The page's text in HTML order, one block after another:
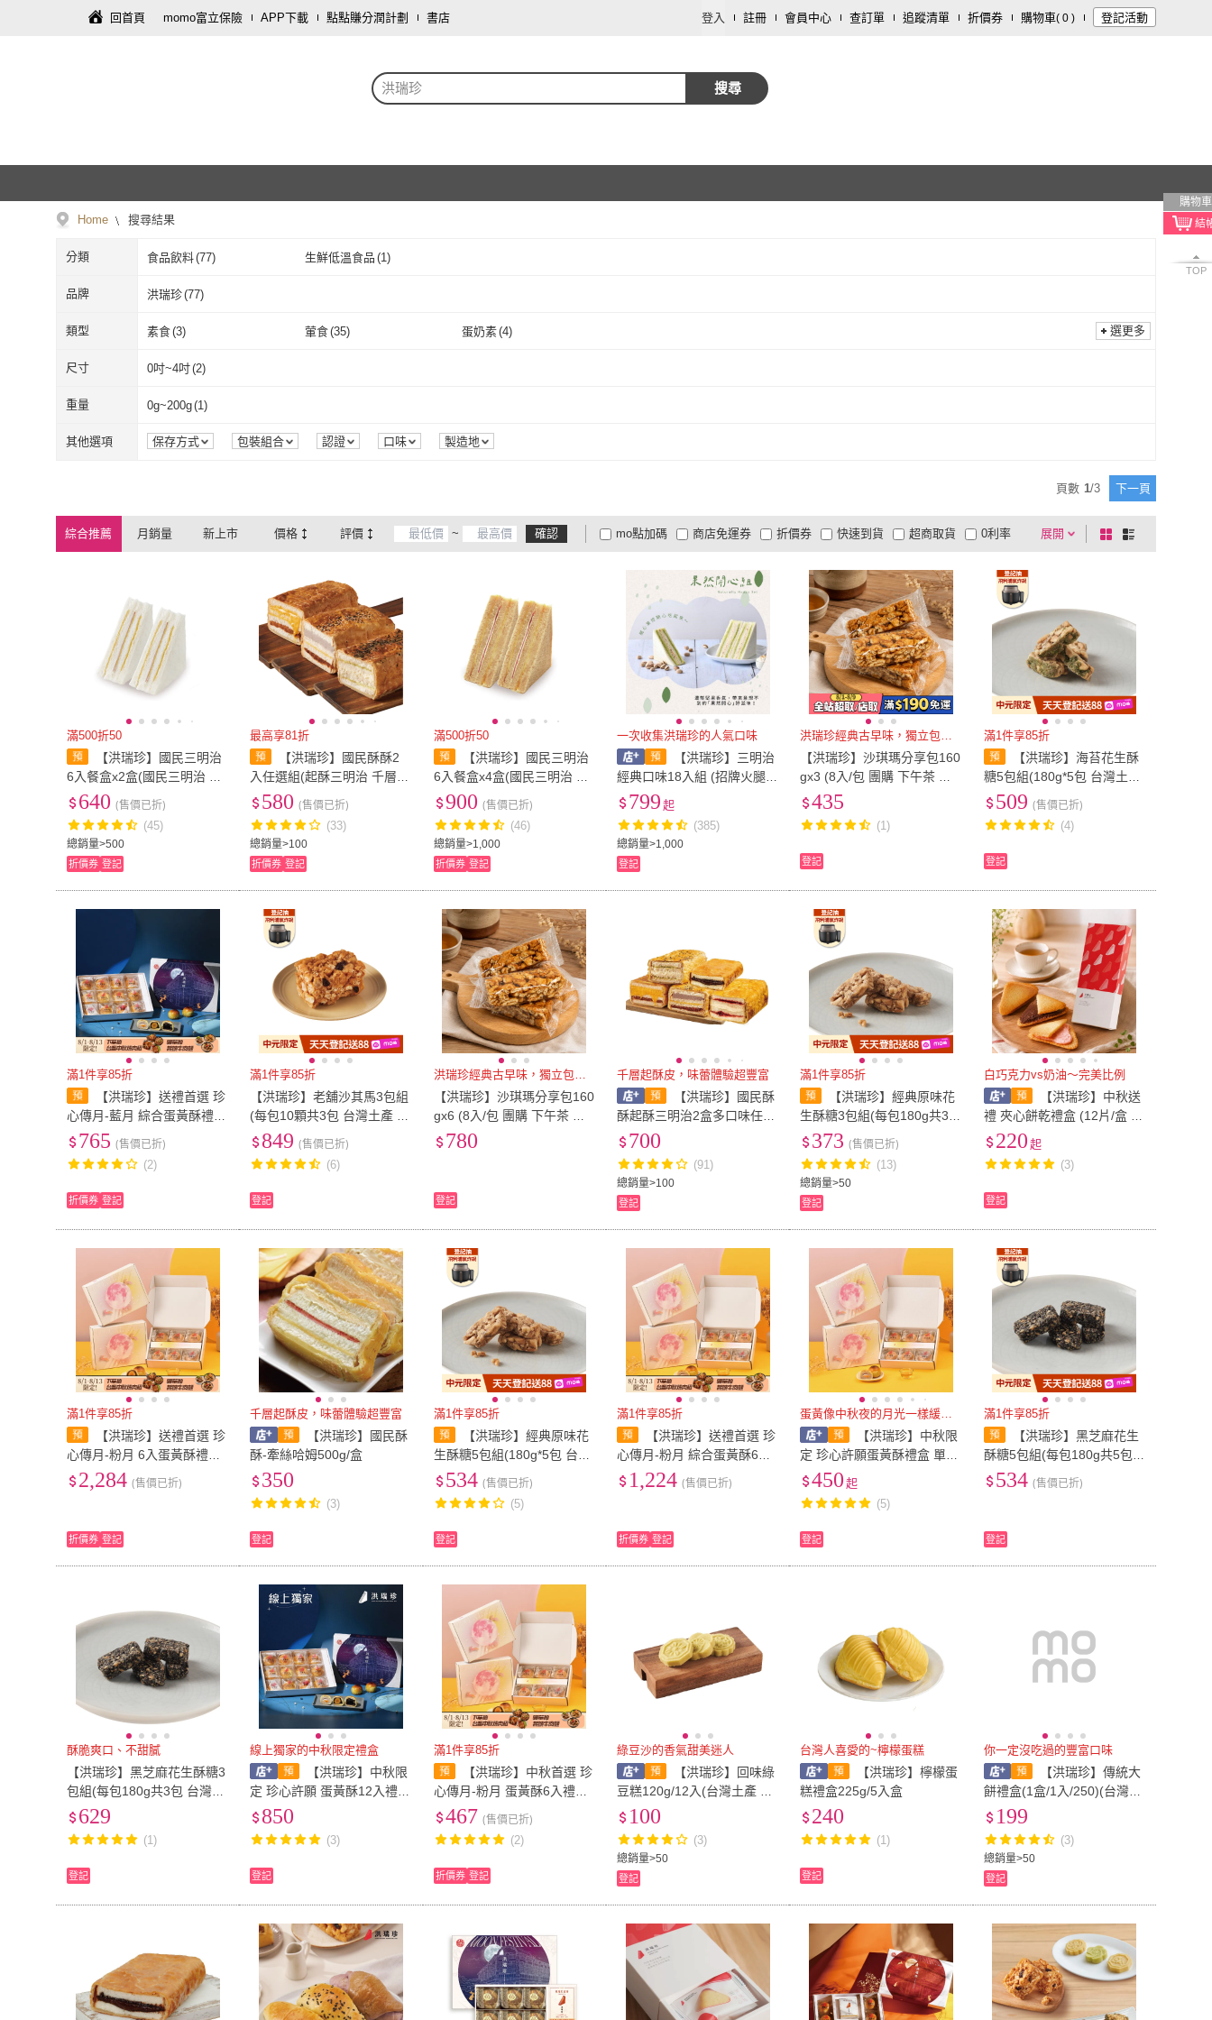
回首頁 momo富立保險 APP下載 點點賺分潤計劃 書店 登入 註冊 會員中心 查訂單 追蹤清單 折價券 購物車( 0 ) 登記活動
洪瑞珍 搜尋
購物車
TOP
Home 搜尋結果
分類 食品飲料(77) 生鮮低溫食品 (1)
品牌 洪瑞珍(77)
洪瑞珍
類型 素食(3) 葷食(35) 蛋奶素(4)
素食(3)
選更多
尺寸 0吋~4吋(2)
0吋~4吋
重量 0g~200g(1)
0g~200g
其他選項 保存方式 包裝組合 認證 口味 製造地
頁數 1/3 下一頁
綜合推薦 月銷量 新上市 價格 評價 ~ 確認 展開
折價券
有影片
商品有量 電視購物
mo點加碼 快速到貨 超商取貨
大家電安心配
大家電快配
定期配/分次配
商店免運券 0利率
貨到付款 超商付款
5
及以上 3 及以上 及以上 1 及以上
棋
盤
列
滿500折50
【洪瑞珍】國民三明治
6入餐盒x2盒(國民三明治 下
午茶 甜點 聚會點心)
總銷量>500
640 (售價已折)
(45)
折價券 登記
最高享81折
【洪瑞珍】國民酥酥2
入任選組(起酥三明治 千層吐
司三明治 酥皮三明治 早午餐
必吃 網購美食推薦)
總銷量>100
580 (售價已折)
(33)
折價券 登記
滿500折50
【洪瑞珍】國民三明治
6入餐盒x4盒(國民三明治 下
午茶 甜點 聚會點心)
總銷量>1,000
900 (售價已折)
(46)
折價券 登記
一次收集洪瑞珍的人氣口味
【洪瑞珍】三明治
經典口味18入組 (招牌火腿
原味起司 草莓)
總銷量>1,000
799 起
(385)
登記
洪瑞珍經典古早味，獨立包裝好分
【洪瑞珍】沙琪瑪分享包160
gx3 (8入/包 團購 下午茶 點
心 追劇 解饞 露營 拜拜 伴手
435
(1)
登記
滿1件享85折
【洪瑞珍】海苔花生酥
糖5包組(180g*5包 台灣土產
佳節伴手禮)
509 (售價已折)
(4)
登記
滿1件享85折
【洪瑞珍】送禮首選 珍
心傳月-藍月 綜合蛋黃酥禮盒
12入 (豆沙/芋泥/松子) 附提
袋｜中秋禮盒 伴手禮 月餅
765 (售價已折)
(2)
折價券 登記
滿1件享85折
【洪瑞珍】老舖沙其馬3包組
(每包10顆共3包 台灣土產 佳
節伴手禮)
849 (售價已折)
(6)
登記
洪瑞珍經典古早味，獨立包裝好分
【洪瑞珍】沙琪瑪分享包160
gx6 (8入/包 團購 下午茶 點
心 追劇 解饞 露營 拜拜 伴手
780
登記
千層起酥皮，味蕾體驗超豐富
【洪瑞珍】國民酥
酥起酥三明治2盒多口味任選
起酥三明治 下午茶 甜點 聚
總銷量>100
700
(91)
登記
滿1件享85折
【洪瑞珍】經典原味花
生酥糖3包組(每包180g共3包
台灣土產 佳節伴手禮)
總銷量>50
373 (售價已折)
(13)
登記
白巧克力vs奶油〜完美比例
【洪瑞珍】中秋送
禮 夾心餅乾禮盒 (12片/盒 白
巧克力/黑巧克力/草莓 企業
訂購 團購)
220 起
(3)
登記
滿1件享85折
【洪瑞珍】送禮首選 珍
心傳月-粉月 6入蛋黃酥禮盒x
6(中秋 豆沙 芋泥 松子 企業
團購)
2,284 (售價已折)
折價券 登記
千層起酥皮，味蕾體驗超豐富
【洪瑞珍】國民酥
酥-牽絲哈姆500g/盒
350
(3)
登記
滿1件享85折
【洪瑞珍】經典原味花
生酥糖5包組(180g*5包 台灣
土產 佳節伴手禮)
534 (售價已折)
(5)
登記
滿1件享85折
【洪瑞珍】送禮首選 珍
心傳月-粉月 綜合蛋黃酥6入x
3 (中秋送禮 月餅 豆沙 芋泥
松子 伴手禮 企業採購 名店)
1,224 (售價已折)
折價券 登記
蛋黃像中秋夜的月光一樣緩緩流出
【洪瑞珍】中秋限
定 珍心許願蛋黃酥禮盒 單一
風味6入精裝（紅豆/芋頭流
芯酥/紅豆麻糬松子 團購 企
業採購）
450 起
(5)
登記
滿1件享85折
【洪瑞珍】黑芝麻花生
酥糖5包組(每包180g共5包
台灣土產 佳節伴手禮)
534 (售價已折)
登記
酥脆爽口、不甜膩
【洪瑞珍】黑芝麻花生酥糖3
包組(每包180g共3包 台灣土
產 佳節伴手禮)
629
(1)
登記
線上獨家的中秋限定禮盒
【洪瑞珍】中秋限
定 珍心許願 蛋黃酥12入禮盒
（經典蛋黃酥/芋頭流芯/紅豆
850
(3)
登記
滿1件享85折
【洪瑞珍】中秋首選 珍
心傳月-粉月 蛋黃酥6入禮盒
(附提袋 月餅 伴手禮 豆沙 芋
泥 松子 企業 下午茶 預購)
467 (售價已折)
(2)
折價券 登記
綠豆沙的香氣甜美迷人
【洪瑞珍】回味綠
豆糕120g/12入(台灣土產 佳
節伴手禮)
總銷量>50
100
(3)
登記
台灣人喜愛的~檸檬蛋糕
【洪瑞珍】檸檬蛋
糕禮盒225g/5入盒
240
(1)
登記
你一定沒吃過的豐富口味
【洪瑞珍】傳統大
餅禮盒(1盒/1入/250)(台灣土
產 佳節伴手禮)
總銷量>50
199
(3)
登記